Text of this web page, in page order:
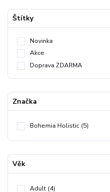
Štítky
Novinka
Akce
Doprava ZDARMA
Značka
Bohemia Holistic (5)
Věk
Adult (4)